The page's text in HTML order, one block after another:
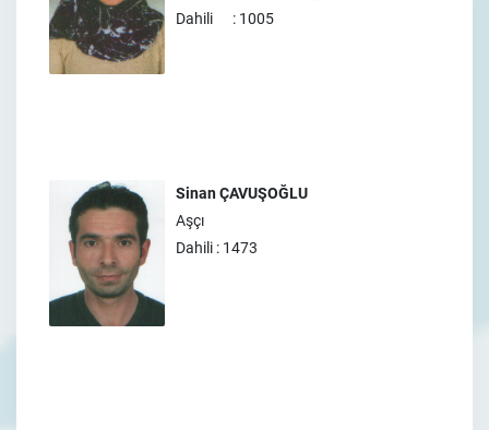
Dahili : 1005
Sinan ÇAVUŞOĞLU
Aşçı
Dahili : 1473